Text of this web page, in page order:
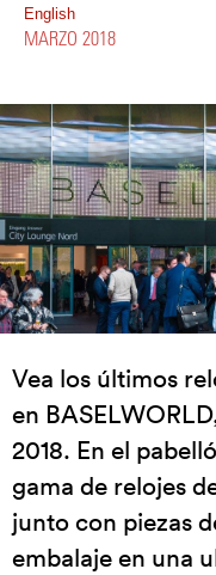
English
MARZO 2018
Vea los últimos
en
2018. En el
gama de relojes
junto con piezas
embalaje en una